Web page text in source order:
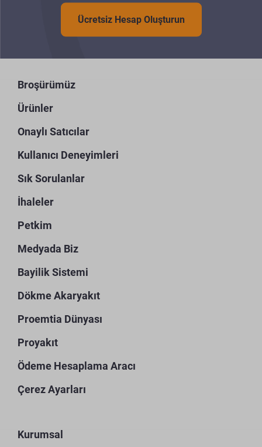
Ücretsiz Hesap Oluşturun
Broşürümüz
Ürünler
Onaylı Satıcılar
Kullanıcı Deneyimleri
Sık Sorulanlar
İhaleler
Petkim
Medyada Biz
Bayilik Sistemi
Dökme Akaryakıt
Proemtia Dünyası
Proyakıt
Ödeme Hesaplama Aracı
Çerez Ayarları
Kurumsal